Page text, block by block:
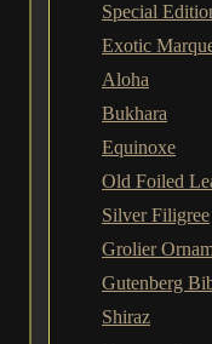
Special
Exotic
Aloha
Bukhara
Equinoxe
Old Foiled
Silver Filigree
Grolier
Gutenberg
Shiraz